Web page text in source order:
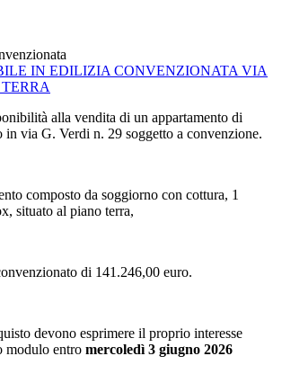
IN EDILIZIA CONVENZIONATA VIA
alla vendita di un appartamento di
in via G. Verdi n. 29 soggetto a convenzione.
composto da soggiorno con cottura, 1
situato al piano terra,
di 141.246,00 euro.
devono esprimere il proprio interesse
modulo entro mercoledì 3 giugno 2026